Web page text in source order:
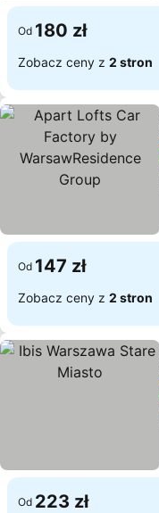
Od 180 zł
Zobacz ceny z 2 stron
Od 147 zł
Zobacz ceny z 2 stron
Od 223 zł